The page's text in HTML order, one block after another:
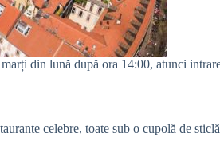
din lună după ora 14:00, atunci
celebre, toate sub o cupolă de